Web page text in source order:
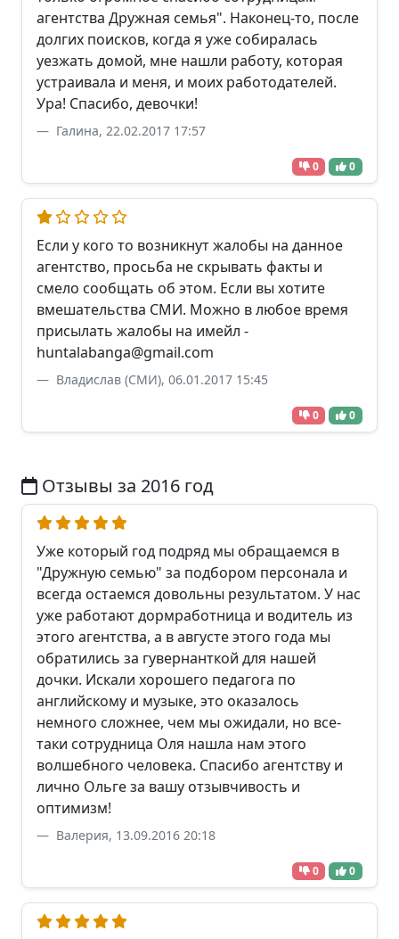
агентства Дружная семья". Наконец-то, после
долгих поисков, когда я уже собиралась
уезжать домой, мне нашли работу, которая
устраивала и меня, и моих работодателей.
Ура! Спасибо, девочки!
Галина, 22.02.2017 17:57
0 0
Если у кого то возникнут жалобы на данное
агентство, просьба не скрывать факты и
смело сообщать об этом. Если вы хотите
вмешательства СМИ. Можно в любое время
присылать жалобы на имейл -
huntalabanga@gmail.com
Владислав (СМИ), 06.01.2017 15:45
0 0
Отзывы за 2016 год
Уже который год подряд мы обращаемся в
"Дружную семью" за подбором персонала и
всегда остаемся довольны результатом. У нас
уже работают дормработница и водитель из
этого агентства, а в августе этого года мы
обратились за гувернанткой для нашей
дочки. Искали хорошего педагога по
английскому и музыке, это оказалось
немного сложнее, чем мы ожидали, но все-
таки сотрудница Оля нашла нам этого
волшебного человека. Спасибо агентству и
лично Ольге за вашу отзывчивость и
оптимизм!
Валерия, 13.09.2016 20:18
0 0